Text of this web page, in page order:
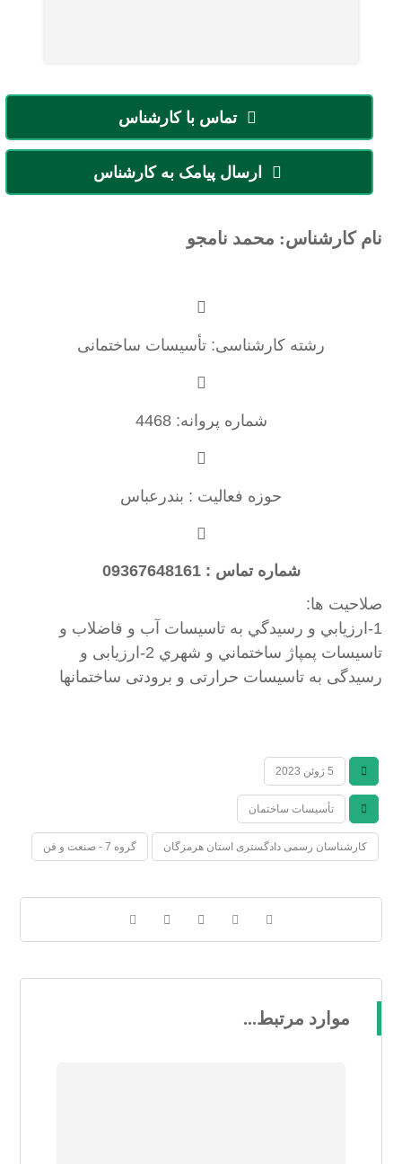
تماس با کارشناس
ارسال پیامک به کارشناس
نام کارشناس: محمد نامجو
رشته کارشناسی: تأسیسات ساختمانی
شماره پروانه: 4468
حوزه فعالیت : بندرعباس
شماره تماس : 09367648161
صلاحیت ها:
1-ارزيابي و رسيدگي به تاسيسات آب و فاضلاب و
تاسيسات پمپاژ ساختماني و شهري 2-ارزیابی و
رسیدگی به تاسیسات حرارتی و برودتی ساختمانها
5 ژوئن 2023
تأسیسات ساختمان
کارشناسان رسمی دادگستری استان هرمزگان گروه 7 - صنعت و فن
موارد مرتبط...